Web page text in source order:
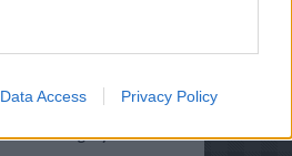
Data Access Privacy Policy
og mysli